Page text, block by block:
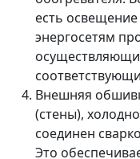
есть
энергосетям
Внешняя
(стены),
соединен
Это